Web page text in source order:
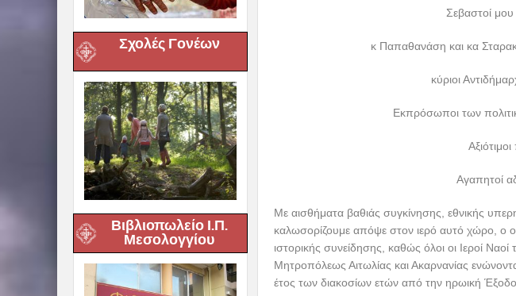
Σχολές Γονέων
Βιβλιοπωλείο Ι.Π.
Μεσολογγίου
Σεβαστοί μου
κ Παπαθανάση και κα
κύριοι
Εκπρόσωποι των
Αγαπητοί
Με αισθήματα βαθιάς συγκίνησης, εθνικής
καλωσορίζουμε απόψε στον ιερό αυτό χώρο, ο
ιστορικής συνείδησης, καθώς όλοι οι Ιεροί
Μητροπόλεως Αιτωλίας και Ακαρνανίας
έτος των διακοσίων ετών από την ηρωική